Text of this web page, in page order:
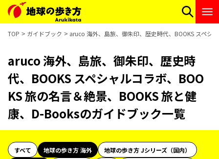
TOP ガイドブック aruco 海外、島旅、御朱印、歴史時代、BOOKS スペシ
aruco 海外、島旅、御朱印、歴史時
代、BOOKS スペシャルコラボ、BOO
KS 旅の名言＆絶景、BOOKS 旅と健
康、D-Booksのガイドブック一覧
すべて 地球の歩き方 海外
地球の歩き方 Jシリーズ（国内）